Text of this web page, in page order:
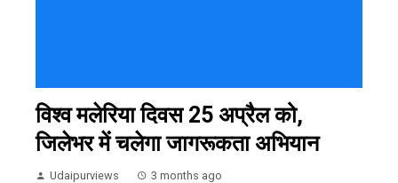
विश्व मलेरिया दिवस 25 अप्रैल को,
जिलेभर में चलेगा जागरूकता अभियान
Udaipurviews 3 months ago